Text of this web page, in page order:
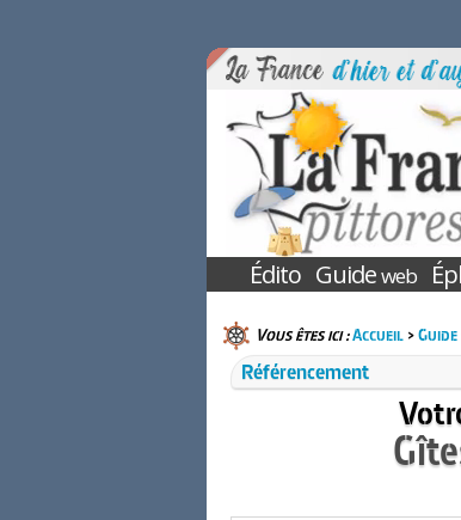
Édito Guideweb
Vous êtes ici :Accueil>
Référencement